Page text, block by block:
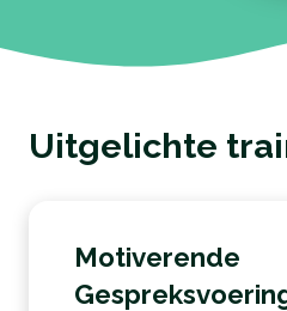
Uitgelichte
Motiverende